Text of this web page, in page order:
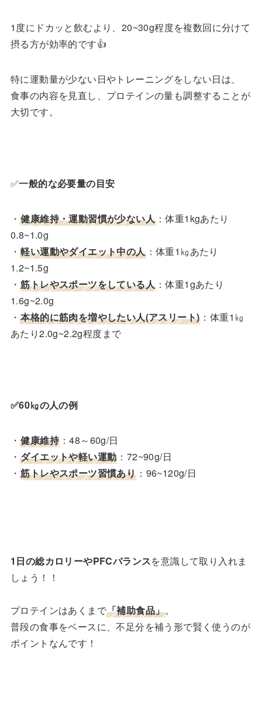
1度にドカッと飲むより、20~30g程度を複数回に分けて
摂る方が効率的です👍
特に運動量が少ない日やトレーニングをしない日は、
食事の内容を見直し、プロテインの量も調整することが
大切です。
✅一般的な必要量の目安
・健康維持・運動習慣が少ない人：体重1kgあたり
0.8~1.0g
・軽い運動やダイエット中の人：体重1㎏あたり
1.2~1.5g
・筋トレやスポーツをしている人：体重1gあたり
1.6g~2.0g
・本格的に筋肉を増やしたい人(アスリート) ：体重1㎏
あたり2.0g~2.2g程度まで
✅60㎏の人の例
・健康維持：48～60g/日
・ダイエットや軽い運動 ：72~90g/日
・筋トレやスポーツ習慣あり ：96~120g/日
1日の総カロリーやPFCバランスを意識して取り入れま
しょう！！
プロテインはあくまで「補助食品」。
普段の食事をベースに、不足分を補う形で賢く使うのが
ポイントなんです！